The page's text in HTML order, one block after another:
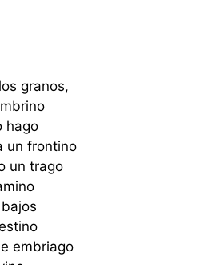
granos,
hago
un frontino
un trago
embriago